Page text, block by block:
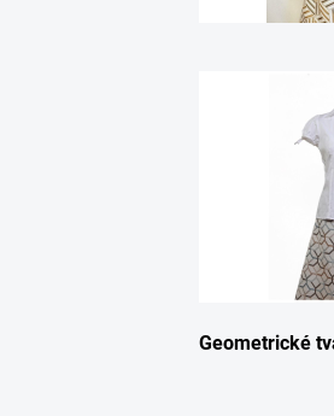
Geometrické